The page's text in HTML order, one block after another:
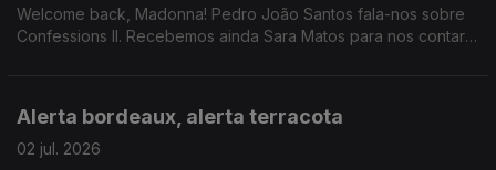
Welcome back, Madonna! Pedro João Santos fala-nos sobre
Confessions II. Recebemos ainda Sara Matos para nos contar
Alerta bordeaux, alerta terracota
02 jul. 2026